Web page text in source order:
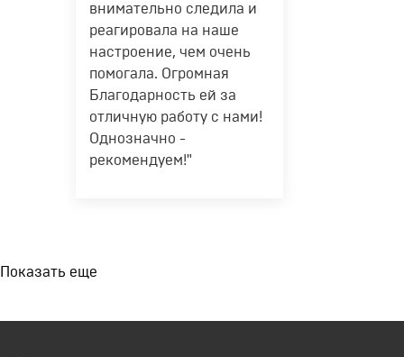
внимательно следила и
реагировала на наше
настроение, чем очень
помогала. Огромная
Благодарность ей за
отличную работу с нами!
Однозначно -
рекомендуем!"
Показать еще